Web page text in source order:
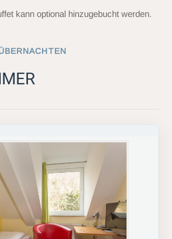
kann optional hinzugebucht werden.